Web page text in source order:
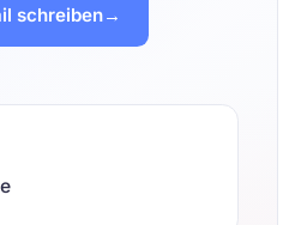
schreiben